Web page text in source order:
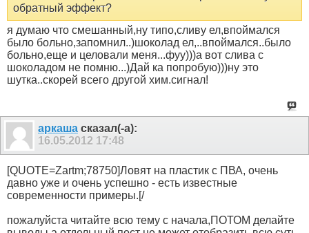
обратный эффект?
я думаю что смешанный,ну типо,сливу ел,впоймался
было больно,запомнил..)шоколад ел,..впоймался..было
больно,еще и целовали меня...фуу)))а вот слива с
шоколадом не помню...)Дай ка попробую)))ну это
шутка..скорей всего другой хим.сигнал!
аркаша сказал(-а):
16.05.2012 17:48
[QUOTE=Zartm;78750]Ловят на пластик с ПВА, очень
давно уже и очень успешно - есть известные
современности примеры.[/
пожалуйста читайте всю тему с начала,ПОТОМ делайте